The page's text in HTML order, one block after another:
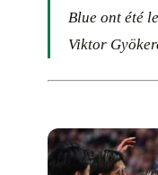
Blue ont été
Viktor